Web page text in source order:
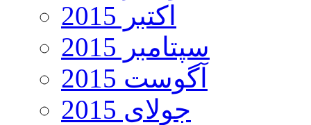
اکتبر 2015
سپتامبر 2015
آگوست 2015
جولای 2015